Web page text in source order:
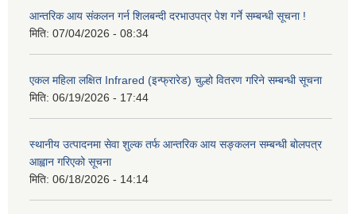
आन्तरिक आय संकलन गर्न शिलबन्दी दरभाउपत्र पेश गर्ने सम्बन्धी सूचना !
मिति: 07/04/2026 - 08:34
एकल महिला लक्षित Infrared (इन्फ्रारेड) चुल्हो वितरण गरिने सम्बन्धी सूचना
मिति: 06/19/2026 - 17:44
स्थानीय उत्पादनमा सेवा शुल्क तर्फ आन्तरिक आय सङ्कलन सम्बन्धी बोलपत्र
आह्वान गरिएको सूचना
मिति: 06/18/2026 - 14:14